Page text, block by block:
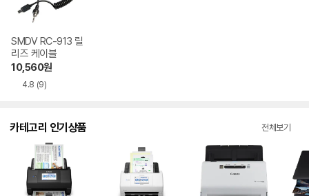
SMDV RC-913 릴
리즈 케이블
10,560원
4.8 (9)
카테고리 인기상품 전체보기